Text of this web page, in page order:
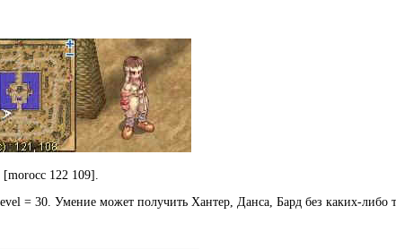
122 109].
= 30. Умение может получить Хантер, Данса, Бард без каких-либо